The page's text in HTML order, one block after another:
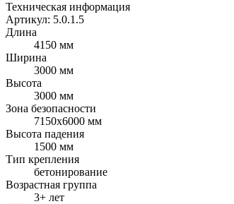
Техническая информация
Артикул: 5.0.1.5
Длина
4150 мм
Ширина
3000 мм
Высота
3000 мм
Зона безопасности
7150x6000 мм
Высота падения
1500 мм
Тип крепления
бетонирование
Возрастная группа
3+ лет